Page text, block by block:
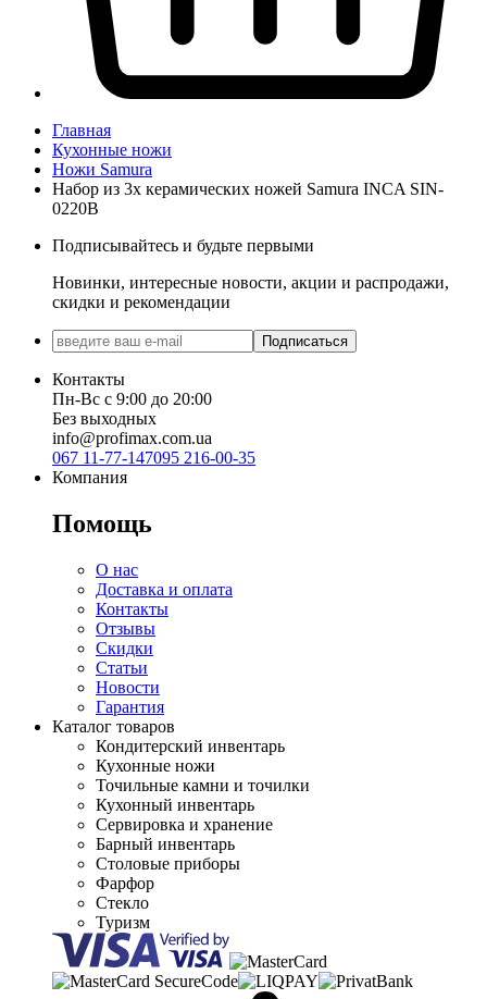
Главная
Кухонные ножи
Ножи Samura
Набор из 3х керамических ножей Samura INCA SIN-
0220B
Подписывайтесь и будьте первыми
Новинки, интересные новости, акции и распродажи,
скидки и рекомендации
Подписаться
Контакты
Пн-Вс с 9:00 до 20:00
Без выходных
info@profimax.com.ua
067 11-77-147095 216-00-35
Компания
Помощь
О нас
Доставка и оплата
Контакты
Отзывы
Скидки
Статьи
Новости
Гарантия
Каталог товаров
Кондитерский инвентарь
Кухонные ножи
Точильные камни и точилки
Кухонный инвентарь
Сервировка и хранение
Барный инвентарь
Столовые приборы
Фарфор
Стекло
Туризм